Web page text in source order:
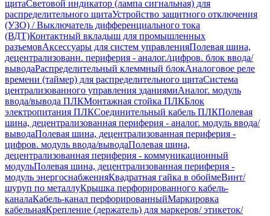
щитаСветовой индикатор (лампа сигнальная) для
распределительного щитаУстройство защитного отключения
(УЗО) / Выключатель дифференциального тока
(ВДТ)Контактный вкладыш для промышленных
разъемовАксессуары для систем управленияПолевая шина,
децентрализованн. периферия - аналог./цифров. блок ввода/
выводаРаспределительный клеммный блокАналоговое реле
времени (таймер) для распределительного щитаСистема
централизованного управления зданиямиАналог. модуль
ввода/вывода ПЛКМонтажная стойка ПЛКБлок
электропитания ПЛКСоединительный кабель ПЛКПолевая
шина, децентрализованная периферия - аналог. модуль ввода/
выводаПолевая шина, децентрализованная периферия -
цифров. модуль ввода/выводаПолевая шина,
децентрализованная периферия - коммуникационный
модульПолевая шина, децентрализованная периферия -
модуль энергоснабженияКвадратная гайка в обоймеВинт/
шуруп по металлуКрышка перфорированного кабель-
каналаКабель-канал перфорированныйМаркировка
кабельнаяКрепление (держатель) для маркеров/ этикеток/